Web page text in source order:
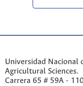
Universidad Nacional
Agricultural Sciences.
Carrera 65 # 59A -